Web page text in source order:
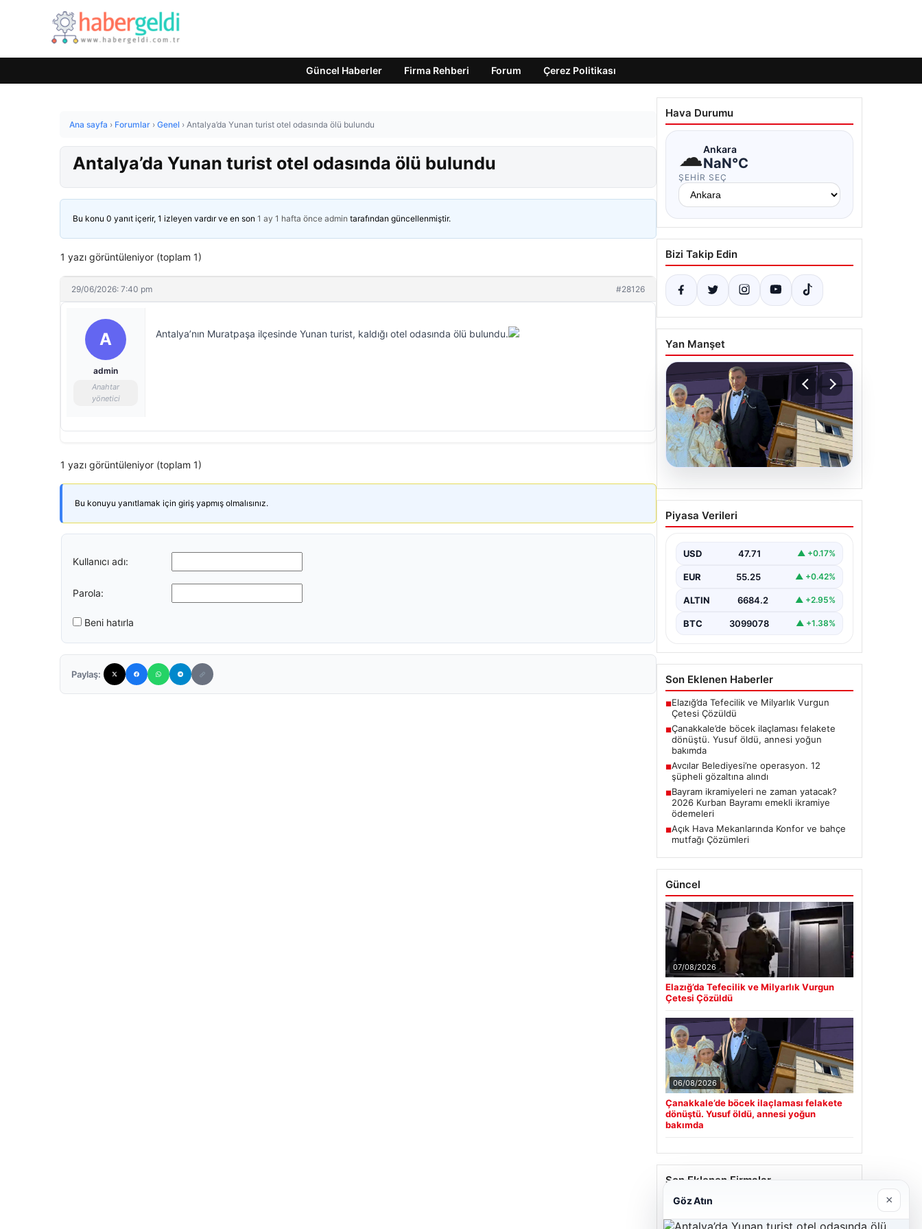
Güncel Haberler Firma Rehberi Forum Çerez Politikası
Ana sayfa › Forumlar › Genel › Antalya’da Yunan turist otel odasında ölü bulundu
Antalya’da Yunan turist otel odasında ölü bulundu
Bu konu 0 yanıt içerir, 1 izleyen vardır ve en son 1 ay 1 hafta önce admin tarafından güncellenmiştir.
1 yazı görüntüleniyor (toplam 1)
29/06/2026: 7:40 pm #28126
A
admin
Anahtar
yönetici
Antalya’nın Muratpaşa ilçesinde Yunan turist, kaldığı otel odasında ölü bulundu.
1 yazı görüntüleniyor (toplam 1)
Bu konuyu yanıtlamak için giriş yapmış olmalısınız.
Kullanıcı adı:
Parola:
Beni hatırla
Paylaş:
Hava Durumu
☁Ankara
NaN°C
ŞEHIR SEÇ
Bizi Takip Edin
Yan Manşet
Çanakkale’de böcek
ilaçlaması felakete
annesi yoğun bakımda
Piyasa Verileri
USD 47.71 ▲ +0.17%
EUR 55.25 ▲ +0.42%
ALTIN 6684.2 ▲ +2.95%
BTC 3099078 ▲ +1.38%
Son Eklenen Haberler
■Elazığ’da Tefecilik ve Milyarlık Vurgun
Çetesi Çözüldü
■Çanakkale’de böcek ilaçlaması felakete
dönüştü. Yusuf öldü, annesi yoğun
bakımda
■Avcılar Belediyesi’ne operasyon. 12
şüpheli gözaltına alındı
■Bayram ikramiyeleri ne zaman yatacak?
2026 Kurban Bayramı emekli ikramiye
ödemeleri
■Açık Hava Mekanlarında Konfor ve bahçe
mutfağı Çözümleri
Güncel
07/08/2026
Elazığ’da Tefecilik ve Milyarlık Vurgun
Çetesi Çözüldü
06/08/2026
Çanakkale’de böcek ilaçlaması felakete
dönüştü. Yusuf öldü, annesi yoğun
bakımda
Son Eklenen Firmalar
Göz Atın ×